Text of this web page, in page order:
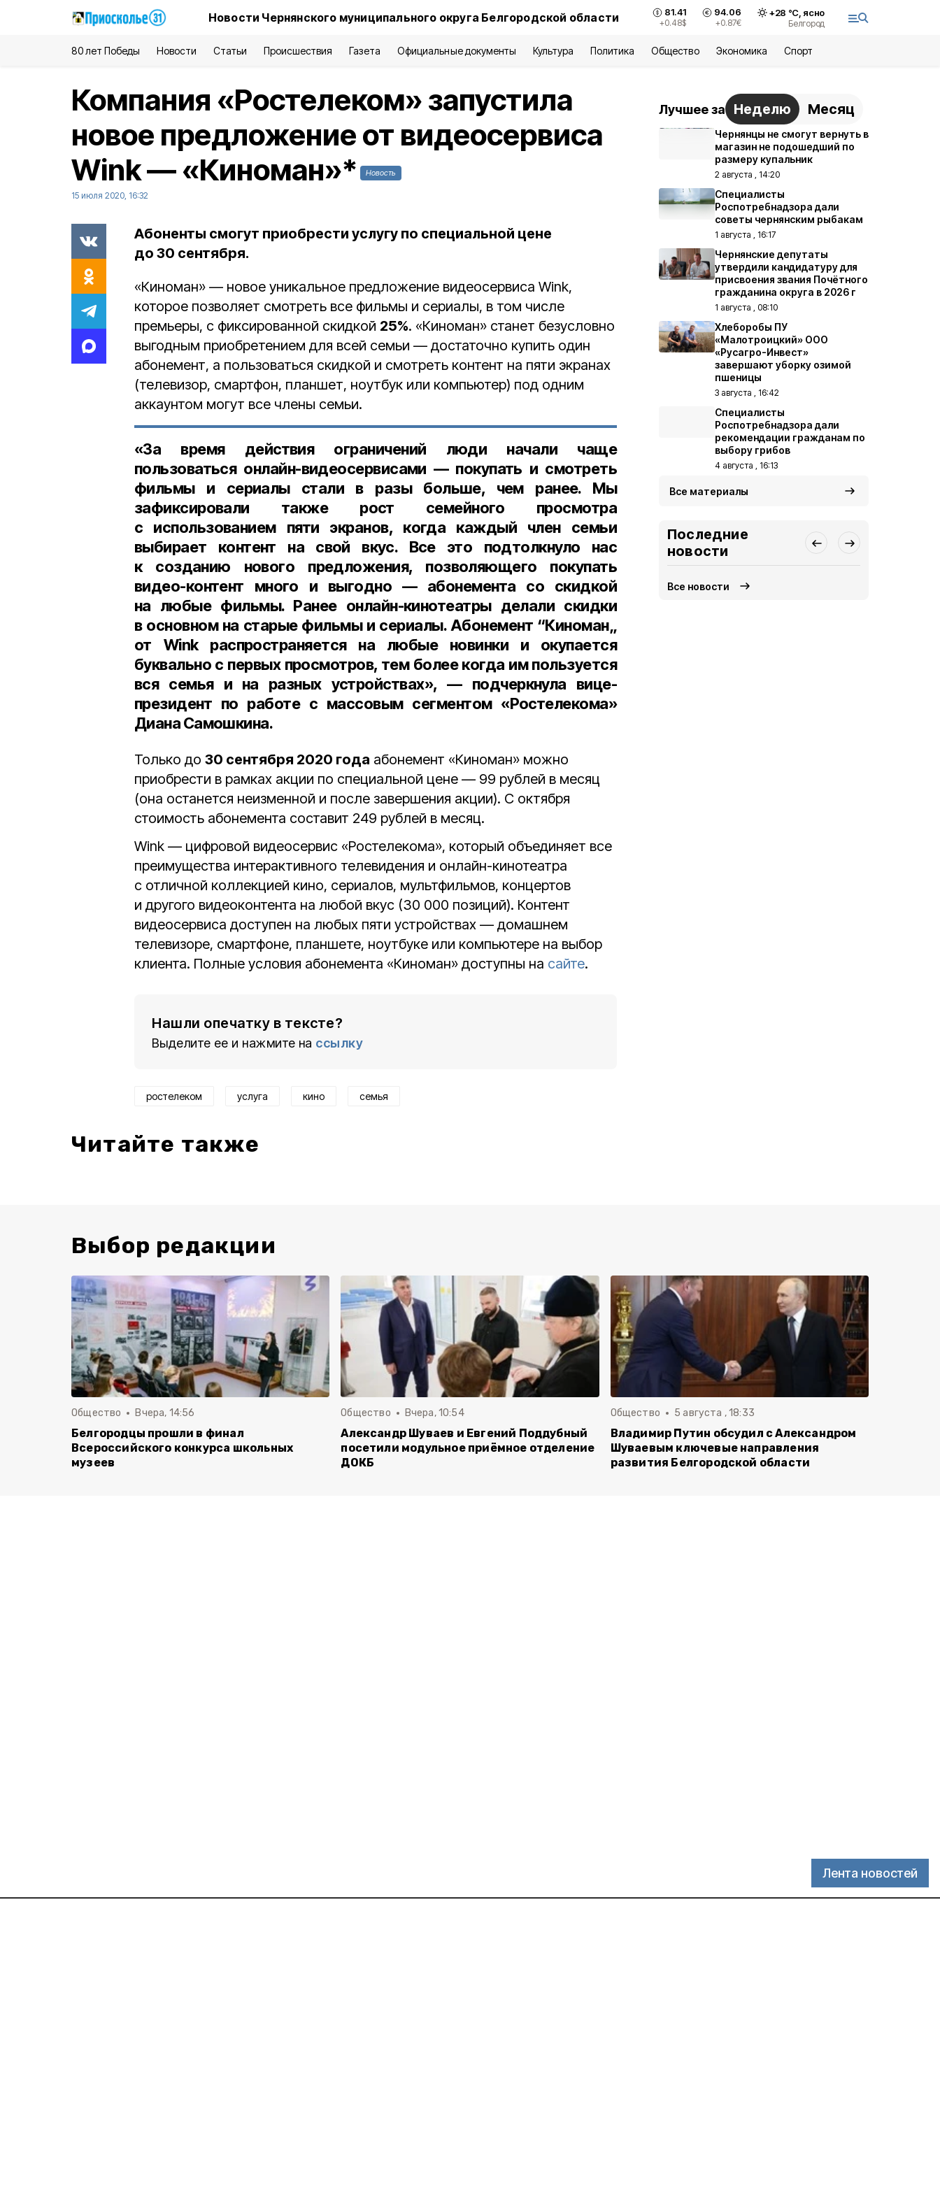
Новости Чернянского муниципального округа Белгородской области 81.41
+0.48$
94.06
+0.87€
+28 °С, ясно
Белгород
80 лет Победы Новости Статьи Происшествия Газета Официальные документы Культура Политика Общество Экономика Спорт
Лента новостей
Компания «Ростелеком» запустила
новое предложение от видеосервиса
Wink — «Киноман»*
Новость
15 июля 2020, 16:32
Абоненты смогут приобрести услугу по специальной цене
до 30 сентября.
«Киноман» — новое уникальное предложение видеосервиса Wink,
которое позволяет смотреть все фильмы и сериалы, в том числе
премьеры, с фиксированной скидкой 25%. «Киноман» станет безусловно
выгодным приобретением для всей семьи — достаточно купить один
абонемент, а пользоваться скидкой и смотреть контент на пяти экранах
(телевизор, смартфон, планшет, ноутбук или компьютер) под одним
аккаунтом могут все члены семьи.
«За время действия ограничений люди начали чаще
пользоваться онлайн-видеосервисами — покупать и смотреть
фильмы и сериалы стали в разы больше, чем ранее. Мы
зафиксировали также рост семейного просмотра
с использованием пяти экранов, когда каждый член семьи
выбирает контент на свой вкус. Все это подтолкнуло нас
к созданию нового предложения, позволяющего покупать
видео-контент много и выгодно — абонемента со скидкой
на любые фильмы. Ранее онлайн-кинотеатры делали скидки
в основном на старые фильмы и сериалы. Абонемент “Киноман„
от Wink распространяется на любые новинки и окупается
буквально с первых просмотров, тем более когда им пользуется
вся семья и на разных устройствах», — подчеркнула вице-
президент по работе с массовым сегментом «Ростелекома»
Диана Самошкина.
Только до 30 сентября 2020 года абонемент «Киноман» можно
приобрести в рамках акции по специальной цене — 99 рублей в месяц
(она останется неизменной и после завершения акции). С октября
стоимость абонемента составит 249 рублей в месяц.
Wink — цифровой видеосервис «Ростелекома», который объединяет все
преимущества интерактивного телевидения и онлайн-кинотеатра
с отличной коллекцией кино, сериалов, мультфильмов, концертов
и другого видеоконтента на любой вкус (30 000 позиций). Контент
видеосервиса доступен на любых пяти устройствах — домашнем
телевизоре, смартфоне, планшете, ноутбуке или компьютере на выбор
клиента. Полные условия абонемента «Киноман» доступны на сайте.
Нашли опечатку в тексте?
Выделите ее и нажмите на ссылку
ростелеком услуга кино семья
Читайте также
Лучшее за Неделю Месяц
Чернянцы не смогут вернуть в
магазин не подошедший по
размеру купальник
2 августа , 14:20
Специалисты
Роспотребнадзора дали
советы чернянским рыбакам
1 августа , 16:17
Чернянские депутаты
утвердили кандидатуру для
присвоения звания Почётного
гражданина округа в 2026 г
1 августа , 08:10
Хлеборобы ПУ
«Малотроицкий» ООО
«Русагро-Инвест»
завершают уборку озимой
пшеницы
3 августа , 16:42
Специалисты
Роспотребнадзора дали
рекомендации гражданам по
выбору грибов
4 августа , 16:13
Все материалы
Последние
новости
Все новости
Выбор редакции
Общество Вчера, 14:56
Белгородцы прошли в финал
Всероссийского конкурса школьных
музеев
Общество Вчера, 10:54
Александр Шуваев и Евгений Поддубный
посетили модульное приёмное отделение
ДОКБ
Общество 5 августа , 18:33
Владимир Путин обсудил с Александром
Шуваевым ключевые направления
развития Белгородской области